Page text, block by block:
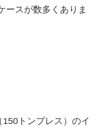
ースが数多くありま
トンプレス）のイ